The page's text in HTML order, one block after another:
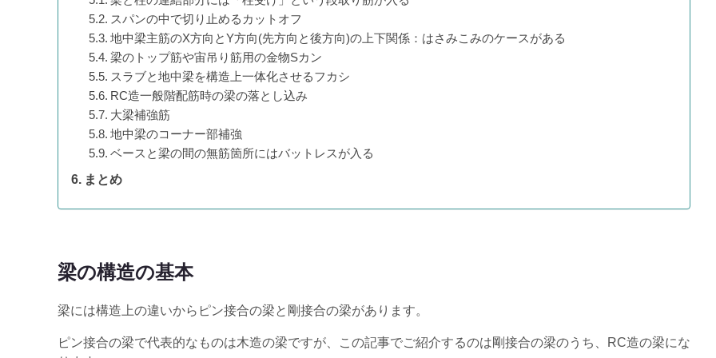
スパンの中で切り止めるカットオフ
地中梁主筋のX方向とY方向(先方向と後方向)の上下関係：はさみこみのケースがある
梁のトップ筋や宙吊り筋用の金物Sカン
スラブと地中梁を構造上一体化させるフカシ
RC造一般階配筋時の梁の落とし込み
大梁補強筋
地中梁のコーナー部補強
ベースと梁の間の無筋箇所にはバットレスが入る
まとめ
梁の構造の基本
梁には構造上の違いからピン接合の梁と剛接合の梁があります。
ピン接合の梁で代表的なものは木造の梁ですが、この記事でご紹介するのは剛接合の梁のうち、RC造の梁にな